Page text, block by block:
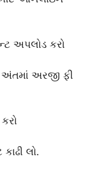
અપલોડ કરો
અરજી ફી
લો.